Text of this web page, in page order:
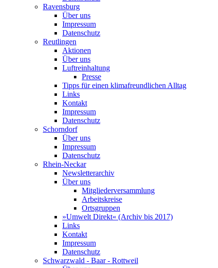
Ravensburg
Über uns
Impressum
Datenschutz
Reutlingen
Aktionen
Über uns
Luftreinhaltung
Presse
Tipps für einen klimafreundlichen Alltag
Links
Kontakt
Impressum
Datenschutz
Schorndorf
Über uns
Impressum
Datenschutz
Rhein-Neckar
Newsletterarchiv
Über uns
Mitgliederversammlung
Arbeitskreise
Ortsgruppen
»Umwelt Direkt« (Archiv bis 2017)
Links
Kontakt
Impressum
Datenschutz
Schwarzwald - Baar - Rottweil